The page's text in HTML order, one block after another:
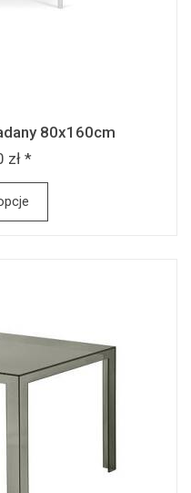
80x160cm
zł *